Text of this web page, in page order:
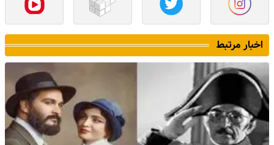
اخبار مرتبط